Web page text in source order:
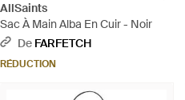
AllSaints
Sac À Main Alba En Cuir - Noir
De FARFETCH
RÉDUCTION